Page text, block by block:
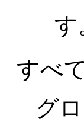
す
すべ
グ